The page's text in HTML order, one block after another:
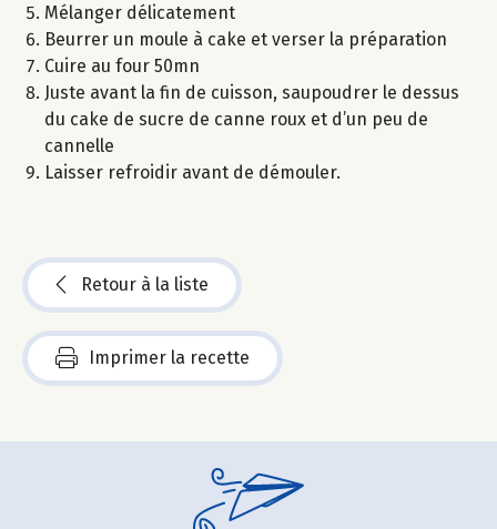
Mélanger délicatement
Beurrer un moule à cake et verser la préparation
Cuire au four 50mn
Juste avant la fin de cuisson, saupoudrer le dessus
du cake de sucre de canne roux et d’un peu de
cannelle
Laisser refroidir avant de démouler.
Retour à la liste
Imprimer la recette